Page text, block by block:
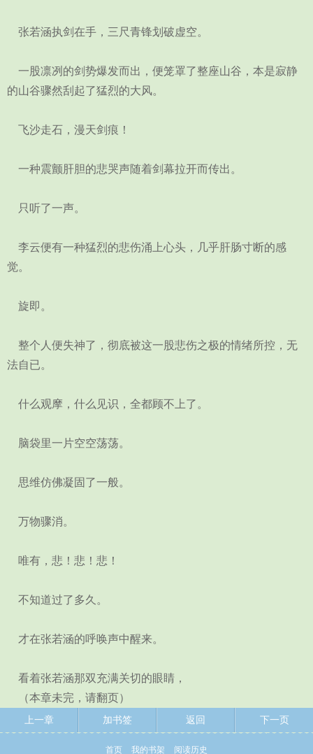
张若涵执剑在手，三尺青锋划破虚空。
一股凛冽的剑势爆发而出，便笼罩了整座山谷，本是寂静
的山谷骤然刮起了猛烈的大风。
飞沙走石，漫天剑痕！
一种震颤肝胆的悲哭声随着剑幕拉开而传出。
只听了一声。
李云便有一种猛烈的悲伤涌上心头，几乎肝肠寸断的感
觉。
旋即。
整个人便失神了，彻底被这一股悲伤之极的情绪所控，无
法自已。
什么观摩，什么见识，全都顾不上了。
脑袋里一片空空荡荡。
思维仿佛凝固了一般。
万物骤消。
唯有，悲！悲！悲！
不知道过了多久。
才在张若涵的呼唤声中醒来。
看着张若涵那双充满关切的眼睛，
（本章未完，请翻页）
上一章 加书签 返回 下一页
首页 我的书架 阅读历史